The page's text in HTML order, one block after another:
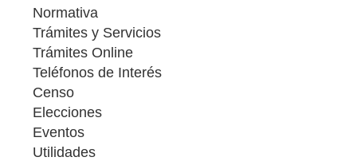
Normativa
Trámites y Servicios
Trámites Online
Teléfonos de Interés
Censo
Elecciones
Eventos
Utilidades